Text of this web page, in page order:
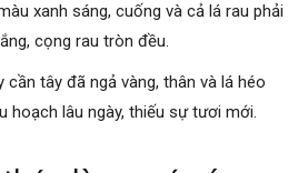
xanh sáng, cuống và cả lá rau phải
cọng rau tròn đều.
cần tây đã ngả vàng, thân và lá héo
hoạch lâu ngày, thiếu sự tươi mới.